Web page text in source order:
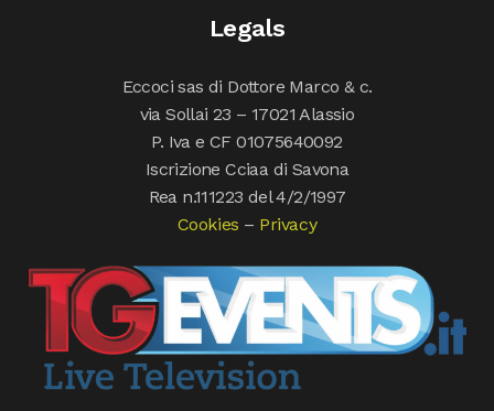
Legals
Eccoci sas di Dottore Marco & c.
via Sollai 23 – 17021 Alassio
P. Iva e CF 01075640092
Iscrizione Cciaa di Savona
Rea n.111223 del 4/2/1997
Cookies – Privacy